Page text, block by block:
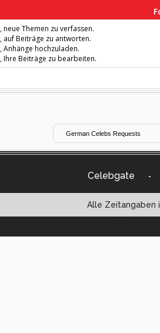
, neue Themen zu verfassen.
, auf Beiträge zu antworten.
, Anhänge hochzuladen.
, Ihre Beiträge zu bearbeiten.
Celebgate -
Alle Zeitangaben